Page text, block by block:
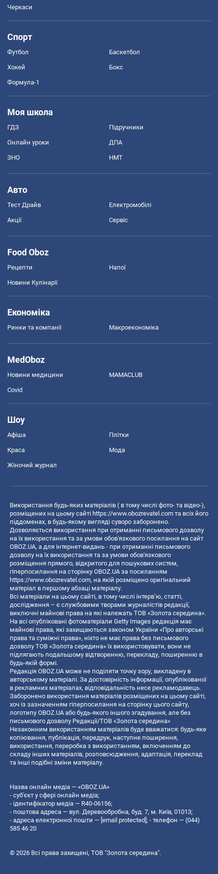
Черкаси
Спорт
Футбол Баскетбол
Хокей Бокс
Формула-1
Моя школа
ГДЗ Підручники
Онлайн уроки ДПА
ЗНО НМТ
Авто
Тест Драйв Електромобілі
Акції Сервіс
Food Oboz
Рецепти Напої
Новини Кулінарії
Економіка
Ринки та компанії Макроекономіка
MedOboz
Новини медицини MAMACLUB
Covid
Шоу
Афіша Плітки
Краса Мода
Жіночий журнал
Використання будь-яких матеріалів ( в тому числі фото- та відео-),
розміщених на цьому сайті https://www.obozrevatel.com та всіх його
піддоменах, в будь-якому вигляді суворо заборонено.
Дозволяється використання при отриманні письмового дозволу
на їх використання та за умови обов'язкового посилання на сайт
OBOZ.UA, а для інтернет-видань - при отриманні письмового
дозволу на їх використання та за умови обов'язкового
розміщення прямого, відкритого для пошукових систем,
гіперпосилання на сторінку OBOZ.UA за посиланням
https://www.obozrevatel.com, на якій розміщено оригінальний
матеріал в першому абзаці матеріалу.
Всі матеріали на цьому сайті, в тому числі інтерв’ю, статті,
дослідження – є службовими творами журналістів редакції,
виключні майнові права на які належать ТОВ «Золота середина».
На всі опубліковані фотоматеріали Getty Images редакція має
майнові права, які захищаються законом України «Про авторські
права та суміжні права», ніхто не має права без письмового
дозволу ТОВ «Золота середина» їх використовувати, вони не
підлягають подальшому відтворенню, перекладу, поширенню в
будь-якій формі.
Редакція OBOZ.UA може не поділяти точку зору, викладену в
авторському матеріалі. За достовірність інформації, опублікованої
в рекламних матеріалах, відповідальність несе рекламодавець.
Заборонено використання матеріалів розміщених на цьому сайті,
хоч із зазначенням гіперпосилання на сторінку цього сайту,
логотипу OBOZ.UA або будь-якого іншого згадування, але без
письмового дозволу Редакції/ТОВ «Золота середина»
Незаконним використанням матеріалів буде вважатися: будь-яке
копiювання, публiкацiя, передрук, наступне поширення,
використання, переробка з використанням, включенням до
складу інших матеріалів, розповсюдження, адаптація, переклад
та інші подібні зміни матеріалу.
Назва онлайн медіа — «OBOZ.UA»
- суб'єкт у сфері онлайн медіа;
- ідентифікатор медіа — R40-06156;
- поштова адреса — вул. Деревообробна, буд. 7, м. Київ, 01013;
- адреса електронної пошти — [email protected]; - телефон — (044)
585 46 20
© 2026 Всі права захищені, ТОВ "Золота середина".